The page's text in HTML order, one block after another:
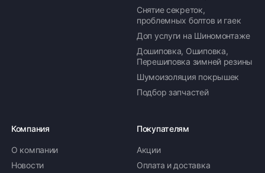
Снятие секреток,
проблемных болтов и гаек
Доп услуги на Шиномонтаже
Дошиповка, Ошиповка,
Перешиповка зимней резины
Шумоизоляция покрышек
Подбор запчастей
Компания
О компании
Новости
Покупателям
Акции
Оплата и доставка